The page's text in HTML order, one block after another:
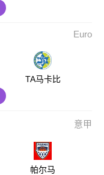
Euro
TA马卡比
意甲
帕尔马